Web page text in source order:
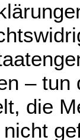
–
die